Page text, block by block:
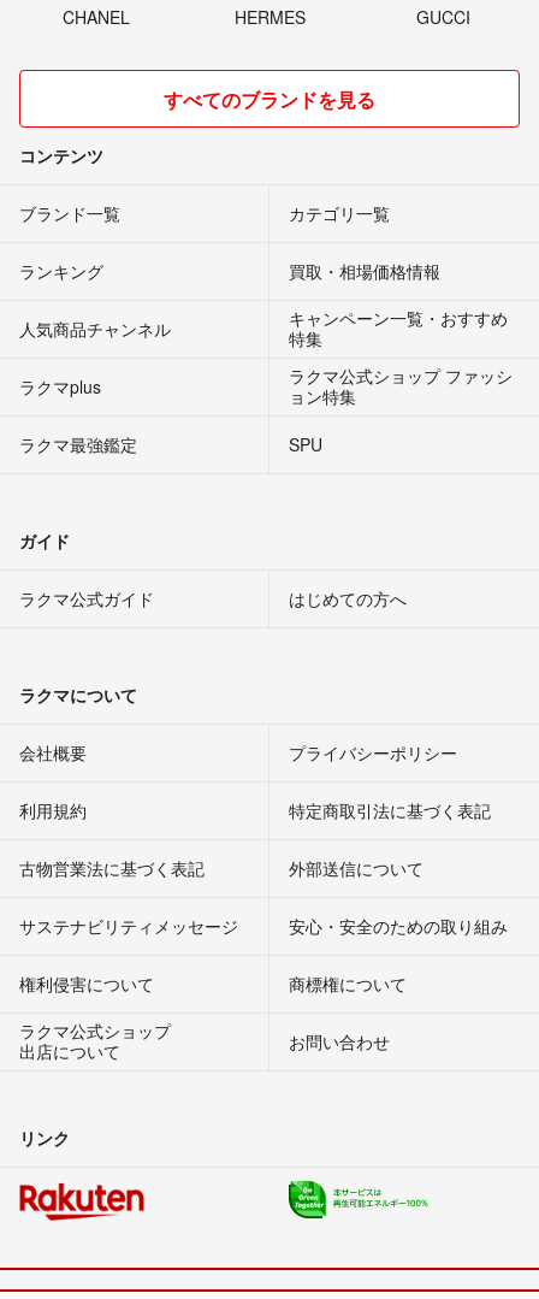
CHANEL HERMES GUCCI
すべてのブランドを見る
コンテンツ
ブランド一覧 カテゴリ一覧
ランキング 買取・相場価格情報
人気商品チャンネル
キャンペーン一覧・おすすめ
特集
ラクマplus
ラクマ公式ショップ ファッシ
ョン特集
ラクマ最強鑑定
SPU
ガイド
ラクマ公式ガイド はじめての方へ
ラクマについて
会社概要 プライバシーポリシー
利用規約 特定商取引法に基づく表記
古物営業法に基づく表記 外部送信について
サステナビリティメッセージ 安心・安全のための取り組み
権利侵害について
商標権について
ラクマ公式ショップ
出店について
お問い合わせ
リンク